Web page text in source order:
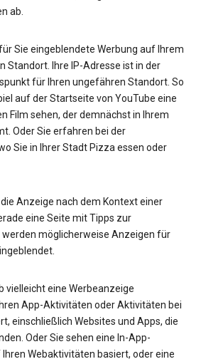
ab.
Sie eingeblendete Werbung auf Ihrem
Standort. Ihre IP-Adresse ist in der
für Ihren ungefähren Standort. So
auf der Startseite von YouTube eine
Film sehen, der demnächst in Ihrem
Oder Sie erfahren bei der
Sie in Ihrer Stadt Pizza essen oder
Anzeige nach dem Kontext einer
eine Seite mit Tipps zur
möglicherweise Anzeigen für
vielleicht eine Werbeanzeige
App-Aktivitäten oder Aktivitäten bei
einschließlich Websites und Apps, die
Oder Sie sehen eine In-App-
Webaktivitäten basiert, oder eine